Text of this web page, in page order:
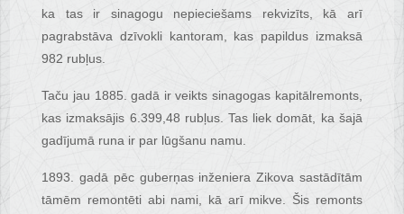
ka tas ir sinagogu nepieciešams rekvizīts, kā arī
pagrabstāva dzīvokli kantoram, kas papildus izmaksā
982 rubļus.
Taču jau 1885. gadā ir veikts sinagogas kapitālremonts,
kas izmaksājis 6.399,48 rubļus. Tas liek domāt, ka šajā
gadījumā runa ir par lūgšanu namu.
1893. gadā pēc guberņas inženiera Zikova sastādītām
tāmēm remontēti abi nami, kā arī mikve. Šis remonts